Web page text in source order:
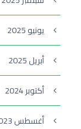
يونيو 2025
أبريل 2025
أكتوبر 2024
أغسطس 2023